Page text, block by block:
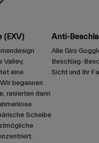
(EXV)
Valley,
eine
begannen
rasierten dann
Scheibe
Anti-
Alle Giro
Beschlag-
Sicht und Ihr